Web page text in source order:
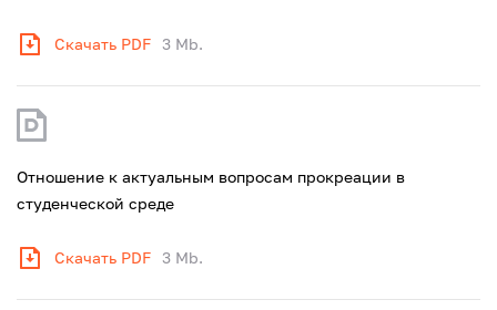
Скачать PDF 3 Mb.
Отношение к актуальным вопросам прокреации в
студенческой среде
Скачать PDF 3 Mb.